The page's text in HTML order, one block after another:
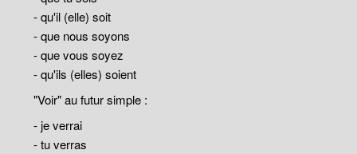
- qu'il (elle) soit
- que nous soyons
- que vous soyez
- qu'ils (elles) soient
"Voir" au futur simple :
- je verrai
- tu verras